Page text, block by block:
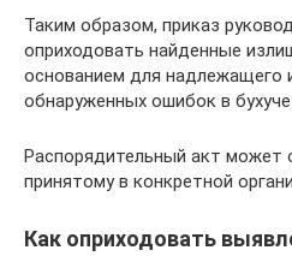
Таким образом, приказ
оприходовать найденные
основанием для надлежащего
обнаруженных ошибок в
Распорядительный акт может
принятому в конкретной
Как оприходовать